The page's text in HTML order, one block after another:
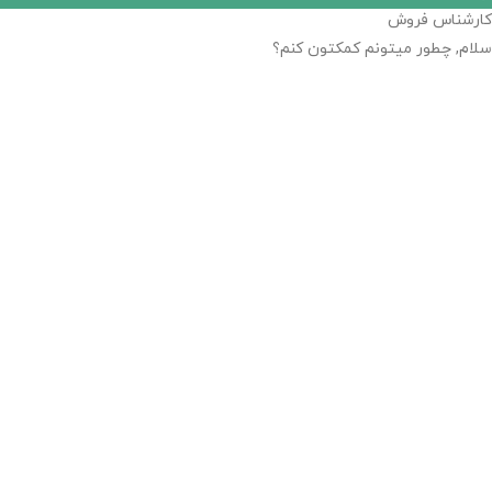
کارشناس فروش
سلام, چطور میتونم کمکتون کنم؟